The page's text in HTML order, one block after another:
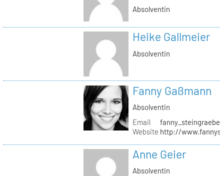
Absolventin
Heike Gallmeier
Absolventin
Fanny Gaßmann
Absolventin
Email
Website http://
Anne Geier
Absolventin